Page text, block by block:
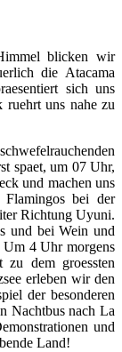
blicken wir
die Atacama
sich uns
ruehrt uns nahe zu
spaet, um 07 Uhr,
und machen uns
bei der
Richtung Uyuni.
und bei Wein und
4 Uhr morgens
dem groessten
erleben wir den
der besonderen
Nachtbus nach La
und
Land!